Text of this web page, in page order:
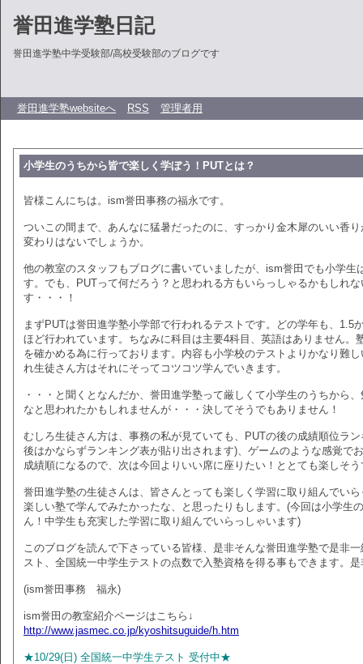
誉田進学塾日記
誉田進学塾中学受験部/高校受験部のブログです
誉田進学塾websiteへ RSS 管理者用
小学生のうちから皆で楽しく学ぼう！PUTとは？
皆様こんにちは。ism誉田事務の福永です。
ついこの間まで、あんなに猛暑だったのに、すっかり金木犀のいい香
変わりはないでしょうか。
他の教室のスタッフもブログに書いていましたが、ism誉田でも小学生
す。でも、PUTって何だろう？と思われる方もいらっしゃるかもしれ
す・・・！
まずPUTは誉田進学塾小学部で行われるテストです。どの学年も、1.5
ほど行われています。ちなみに科目は主要4科目、英語はありません。
を確かめる為に行っております。内容も小学校のテストよりかなり難
れ生徒さん方はそれにそってコツコツ学んでいきます。
・・・と聞くとなんだか、誉田進学塾って厳しくて小学生のうちから
なと思われたかもしれませんが・・・決してそうでもありません！
むしろ生徒さん方は、事務の私が見ていても、PUTの後の成績順位ラ
後はかならずランキング表が貼り出されます)、ゲームのような感覚で
成績順になるので、次は今回よりいい席に座りたい！ととても楽しそ
誉田進学塾の生徒さんは、皆さんとっても楽しく学習に取り組んでい
楽しい塾で学んでみたかったな、と思ったりもします。(今回は小学生
ん！中学生も充実した学習に取り組んでいらっしゃいます)
このブログを読んで下さっている皆様、是非そんな誉田進学塾で是非
スト、全国統一中学生テストの点数で入塾資格を得る事もできます。
(ism誉田事務 福永)
ism誉田の教室紹介ページはこちら↓
http://www.jasmec.co.jp/kyoshitsuguide/h.htm
★10/29(日) 全国統一中学生テスト 受付中★